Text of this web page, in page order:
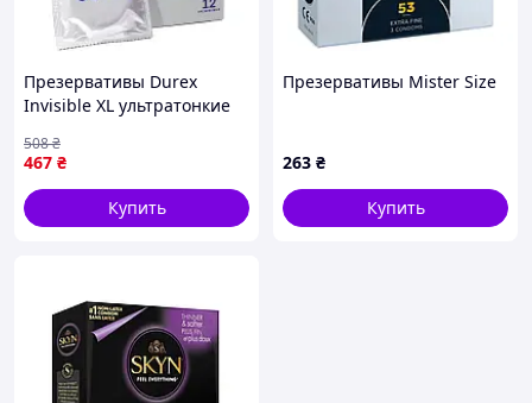
Презервативы Durex
Invisible XL ультратонкие
шире 12 шт.
5052197057119 pelican
467 ₴
508₴
Купить
Презервативы Mister Size
263 ₴
Купить